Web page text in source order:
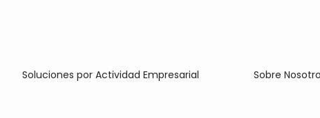
Soluciones por Actividad Empresarial Sobre